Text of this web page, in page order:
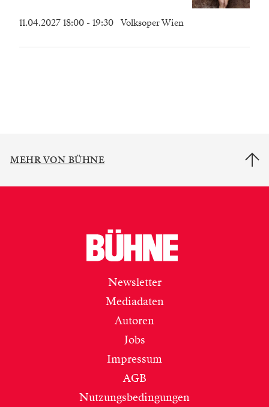
11.04.2027 18:00 - 19:30 Volksoper Wien
MEHR VON BÜHNE
Newsletter
Mediadaten
Autoren
Jobs
Impressum
AGB
Nutzungsbedingungen